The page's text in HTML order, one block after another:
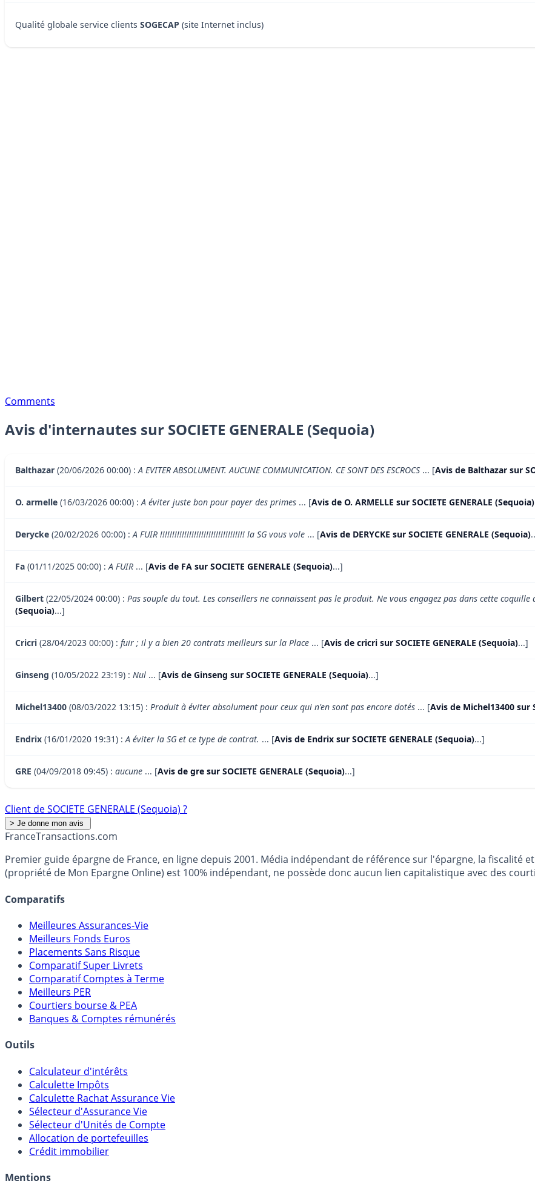
Qualité globale service clients SOGECAP (site Internet inclus)
Comments
Avis d'internautes sur SOCIETE GENERALE (Sequoia)
Balthazar (20/06/2026 00:00) :A EVITER ABSOLUMENT. AUCUNE COMMUNICATION. CE SONT DES ESCROCS ... [Avis de Balthazar sur
O. armelle (16/03/2026 00:00) :A éviter juste bon pour payer des primes ... [Avis de O. ARMELLE sur SOCIETE GENERALE (Sequoia)
Derycke (20/02/2026 00:00) :A FUIR !!!!!!!!!!!!!!!!!!!!!!!!!!!!!!!!!!! la SG vous vole ... [Avis de DERYCKE sur SOCIETE GENERALE (Sequoia)
Fa (01/11/2025 00:00) :A FUIR ... [Avis de FA sur SOCIETE GENERALE (Sequoia)...]
Gilbert (22/05/2024 00:00) : Pas souple du tout. Les conseillers ne connaissent pas le produit. Ne vous engagez pas dans cette coquille
(Sequoia)...]
Cricri (28/04/2023 00:00) : fuir ; il y a bien 20 contrats meilleurs sur la Place ... [Avis de cricri sur SOCIETE GENERALE (Sequoia)...]
Ginseng (10/05/2022 23:19) : Nul ... [Avis de Ginseng sur SOCIETE GENERALE (Sequoia)...]
Michel13400 (08/03/2022 13:15) : Produit à éviter absolument pour ceux qui n'en sont pas encore dotés ... [Avis de Michel13400 sur
Endrix (16/01/2020 19:31) :A éviter la SG et ce type de contrat. ... [Avis de Endrix sur SOCIETE GENERALE (Sequoia)...]
GRE (04/09/2018 09:45) : aucune ... [Avis de gre sur SOCIETE GENERALE (Sequoia)...]
Client de SOCIETE GENERALE (Sequoia) ?
FranceTransactions.com
Premier guide épargne de France, en ligne depuis 2001. Média indépendant de référence sur l'épargne, la fiscalité
(propriété de Mon Epargne Online) est 100% indépendant, ne possède donc aucun lien capitalistique avec des
Comparatifs
Meilleures Assurances-Vie
Meilleurs Fonds Euros
Placements Sans Risque
Comparatif Super Livrets
Comparatif Comptes à Terme
Meilleurs PER
Courtiers bourse & PEA
Banques & Comptes rémunérés
Outils
Calculateur d'intérêts
Calculette Impôts
Calculette Rachat Assurance Vie
Sélecteur d'Assurance Vie
Sélecteur d'Unités de Compte
Allocation de portefeuilles
Crédit immobilier
Mentions